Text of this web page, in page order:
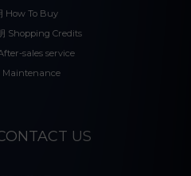
How To Buy
Shopping Credits
sales service
Maintenance
US